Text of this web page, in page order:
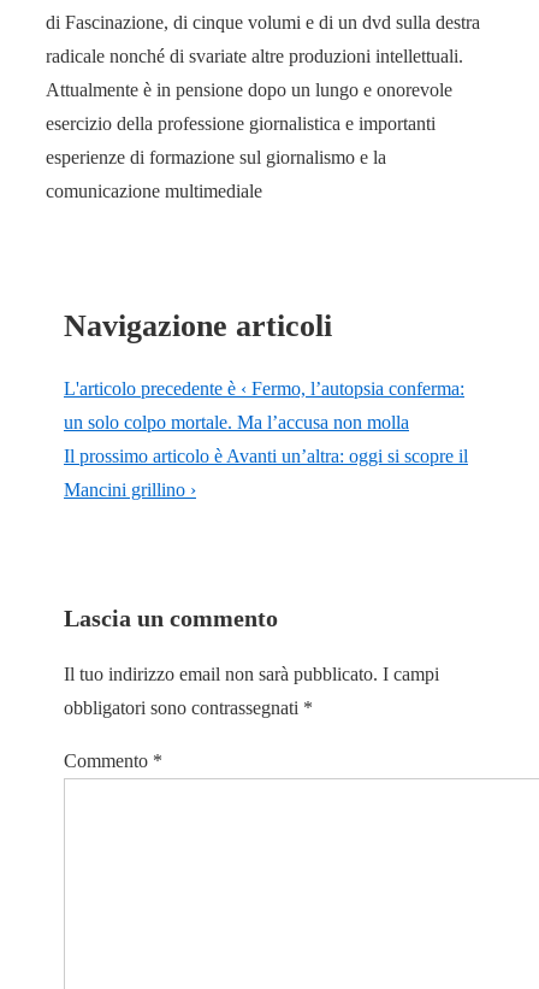
di Fascinazione, di cinque volumi e di un dvd sulla destra
radicale nonché di svariate altre produzioni intellettuali.
Attualmente è in pensione dopo un lungo e onorevole
esercizio della professione giornalistica e importanti
esperienze di formazione sul giornalismo e la
comunicazione multimediale
Navigazione articoli
L'articolo precedente è ‹ Fermo, l’autopsia conferma:
un solo colpo mortale. Ma l’accusa non molla
Il prossimo articolo è Avanti un’altra: oggi si scopre il
Mancini grillino ›
Lascia un commento
Il tuo indirizzo email non sarà pubblicato. I campi
obbligatori sono contrassegnati *
Commento *